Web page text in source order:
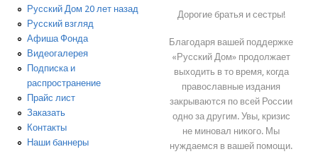
Русский Дом 20 лет назад
Русский взгляд
Афиша Фонда
Видеогалерея
Подписка и
распространение
Прайс лист
Заказать
Контакты
Наши баннеры
Дорогие братья и сестры!
Благодаря вашей поддержке
«Русский Дом» продолжает
выходить в то время, когда
православные издания
закрываются по всей России
одно за другим. Увы, кризис
не миновал никого. Мы
нуждаемся в вашей помощи.